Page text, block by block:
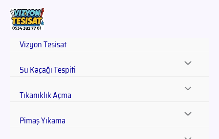
Vizyon Tesisat
Su Kaçağı Tespiti
Tıkanıklık Açma
Pimaş Yıkama